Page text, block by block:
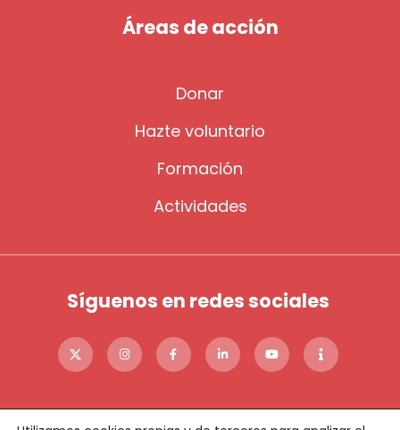
Áreas de acción
Donar
Hazte voluntario
Formación
Actividades
Síguenos en redes sociales